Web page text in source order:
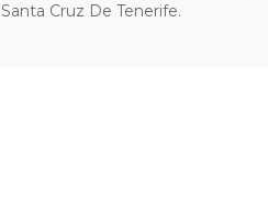
Santa Cruz De Tenerife.